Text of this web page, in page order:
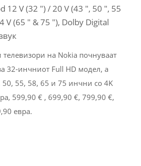
12 V (32 ″) / 20 V (43 ″, 50 ″, 55
V (65 ″ & 75 ″), Dolby Digital
на Nokia почнуваат
32-инчниот Full HD модел, а
55, 58, 65 и 75 инчни со 4K
599,90 € , 699,90 €, 799,90 €,
евра.